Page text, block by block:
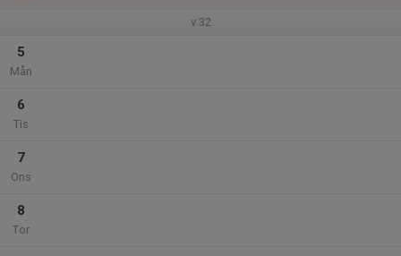
v.32
5
Mån
6
Tis
7
Ons
8
Tor